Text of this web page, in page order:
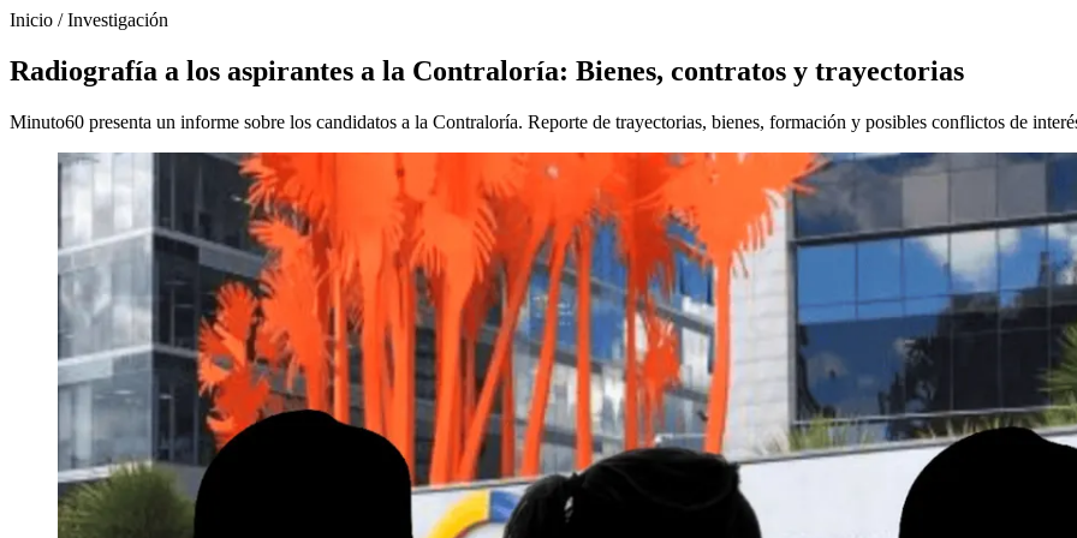
Inicio /Investigación
Radiografía a los aspirantes a la Contraloría: Bienes, contratos y trayectorias
Minuto60 presenta un informe sobre los candidatos a la Contraloría. Reporte de trayectorias, bienes, formación y posibles conflictos de